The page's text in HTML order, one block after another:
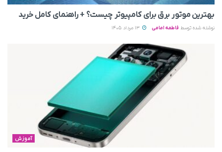
بهترین موتور برق برای کامپیوتر چیست؟ + راهنمای کامل خرید
نوشته شده توسط فاطمه امامی
آموزش